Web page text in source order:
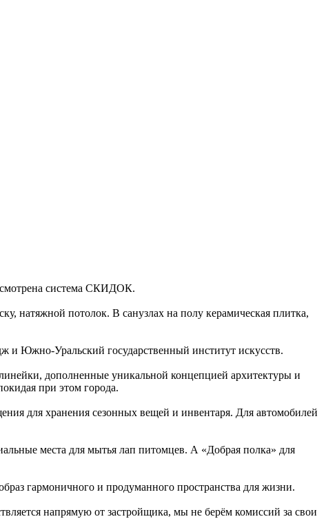
система СКИДОК.
натяжной потолок. В санузлах на полу керамическая плитка,
Южно-Уральский государственный институт искусств.
дополненные уникальной концепцией архитектуры и
при этом города.
для хранения сезонных вещей и инвентаря. Для автомобилей
места для мытья лап питомцев. А «Добрая полка» для
гармоничного и продуманного пространства для жизни.
напрямую от застройщика, мы не берём комиссий за свои